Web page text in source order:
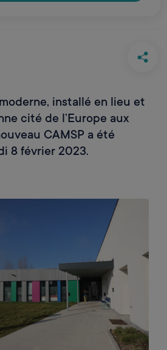
installé en lieu et
cité de l’Europe aux
CAMSP a été
8 février 2023.